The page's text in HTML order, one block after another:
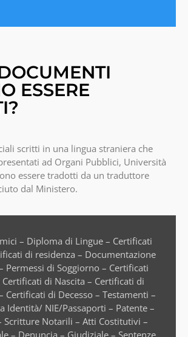
ESSERE
scritti in una lingua straniera che
ad Organi Pubblici, Università
essere tradotti da un traduttore
dal Ministero.
– Diploma di Lingue – Certificati
di residenza – Documentazione
Permessi di Soggiorno – Certificati
di Nascita – Certificati di
Certificati di Decesso – Testamenti –
Identità/ NIE/Passaporti – Patente –
Scritture Notarili – Atti Costitutivi –
– Denuncia – Giudiziale – Sentenze